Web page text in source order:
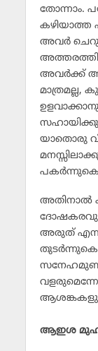
തോന്നാം.
കഴിയാത്ത
അവര്‍
അവര്‍ക്ക്
മാത്രമല്ല,
യാതൊരു
അതിനാല്‍
അരുത് എന്ന
ആശങ്കകളും
ആഇശ